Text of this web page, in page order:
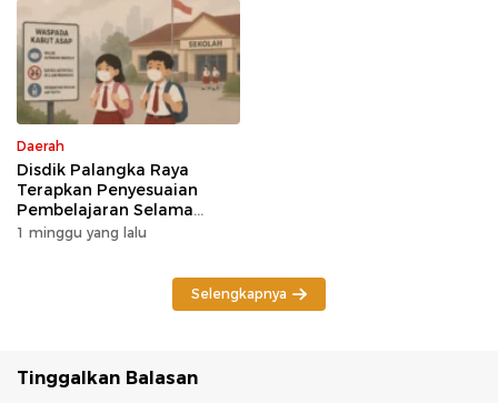
Daerah
Disdik Palangka Raya
Terapkan Penyesuaian
Pembelajaran Selama
Potensi Karhutla
1 minggu yang lalu
Selengkapnya
Tinggalkan Balasan